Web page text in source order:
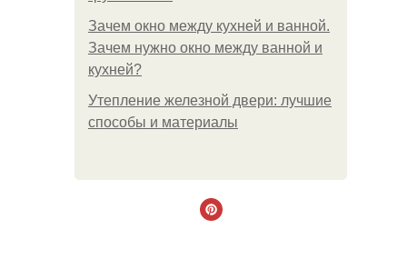
Зачем окно между кухней и ванной.
Зачем нужно окно между ванной и
кухней?
Утепление железной двери: лучшие
способы и материалы